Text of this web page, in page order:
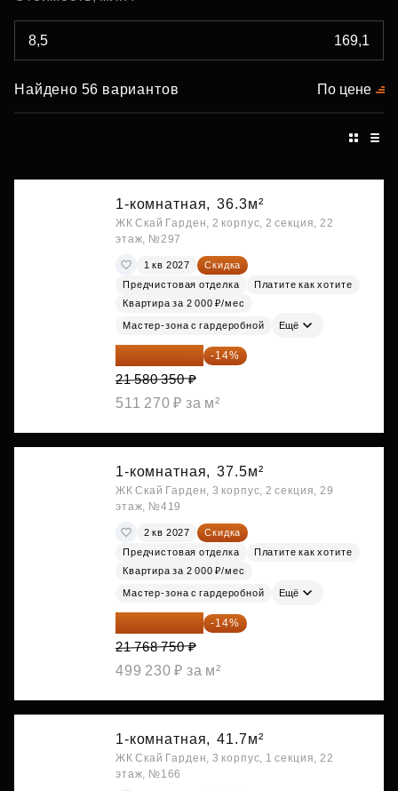
Найдено 56 вариантов По цене
1-комнатная, 36.3м²
ЖК Скай Гарден, 2 корпус, 2 секция, 22
этаж, №297
1 кв 2027
Скидка
Предчистовая отделка
Платите как хотите
Квартира за 2 000 ₽/мес
Мастер-зона с гардеробной Ещё
18 559 101 ₽ -14%
21 580 350 ₽
511 270 ₽ за м²
1-комнатная, 37.5м²
ЖК Скай Гарден, 3 корпус, 2 секция, 29
этаж, №419
2 кв 2027
Скидка
Предчистовая отделка
Платите как хотите
Квартира за 2 000 ₽/мес
Мастер-зона с гардеробной Ещё
18 721 125 ₽ -14%
21 768 750 ₽
499 230 ₽ за м²
1-комнатная, 41.7м²
ЖК Скай Гарден, 3 корпус, 1 секция, 22
этаж, №166